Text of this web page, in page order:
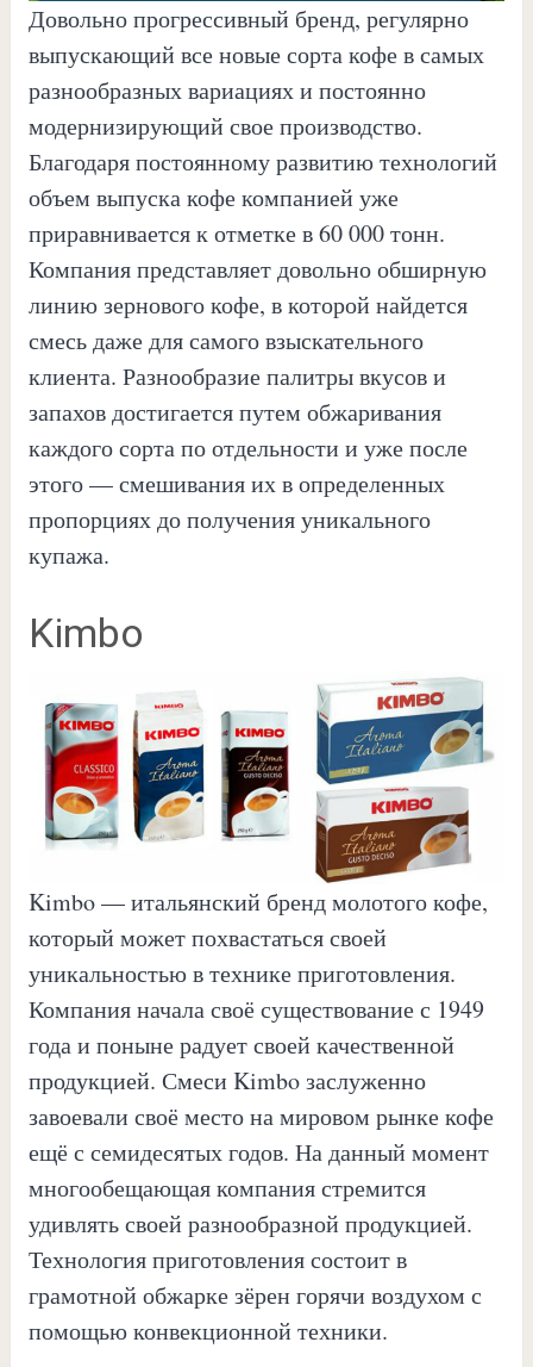
Довольно прогрессивный бренд, регулярно
выпускающий все новые сорта кофе в самых
разнообразных вариациях и постоянно
модернизирующий свое производство.
Благодаря постоянному развитию технологий
объем выпуска кофе компанией уже
приравнивается к отметке в 60 000 тонн.
Компания представляет довольно обширную
линию зернового кофе, в которой найдется
смесь даже для самого взыскательного
клиента. Разнообразие палитры вкусов и
запахов достигается путем обжаривания
каждого сорта по отдельности и уже после
этого — смешивания их в определенных
пропорциях до получения уникального
купажа.
Kimbo
Kimbo — итальянский бренд молотого кофе,
который может похвастаться своей
уникальностью в технике приготовления.
Компания начала своё существование с 1949
года и поныне радует своей качественной
продукцией. Смеси Kimbo заслуженно
завоевали своё место на мировом рынке кофе
ещё с семидесятых годов. На данный момент
многообещающая компания стремится
удивлять своей разнообразной продукцией.
Технология приготовления состоит в
грамотной обжарке зёрен горячи воздухом с
помощью конвекционной техники.